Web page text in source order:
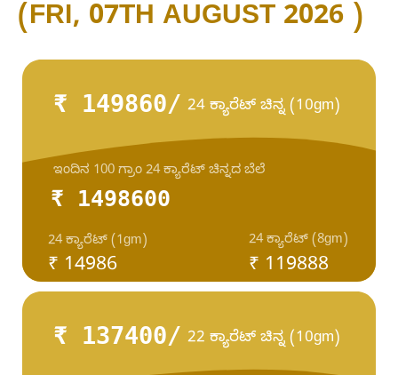
(FRI, 07TH AUGUST 2026 )
₹ 149860/ 24 ಕ್ಯಾರೆಟ್ ಚಿನ್ನ (10gm)
₹ 1498600
₹ 14986
24 ಕ್ಯಾರೆಟ್ (1gm) 24 ಕ್ಯಾರೆಟ್ (8gm)
ಇಂದಿನ 100 ಗ್ರಾಂ 24 ಕ್ಯಾರೆಟ್ ಚಿನ್ನದ ಬೆಲೆ
₹ 119888
₹ 137400/ 22 ಕ್ಯಾರೆಟ್ ಚಿನ್ನ (10gm)